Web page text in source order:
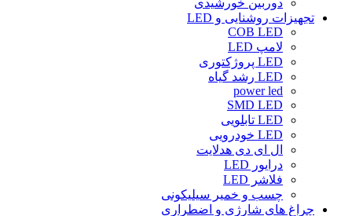
دوربین خورشیدی
تجهیزات روشنایی و LED
COB LED
لامپ LED
LED پروژکتوری
LED رشد گیاه
power led
SMD LED
LED تابلویی
LED خودرویی
ال ای دی هدلایت
درایور LED
فلاشر LED
چسب و خمیر سیلیکونی
چراغ های شارژی و اضطراری